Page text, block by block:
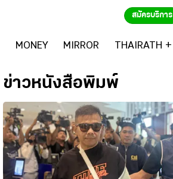
สมัครบริการ
MONEY MIRROR THAIRATH +
ข่าวหนังสือพิมพ์